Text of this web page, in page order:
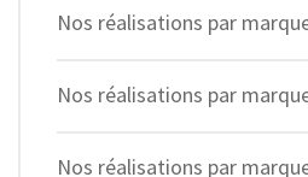
Nos réalisations par
Nos réalisations par
Nos réalisations par